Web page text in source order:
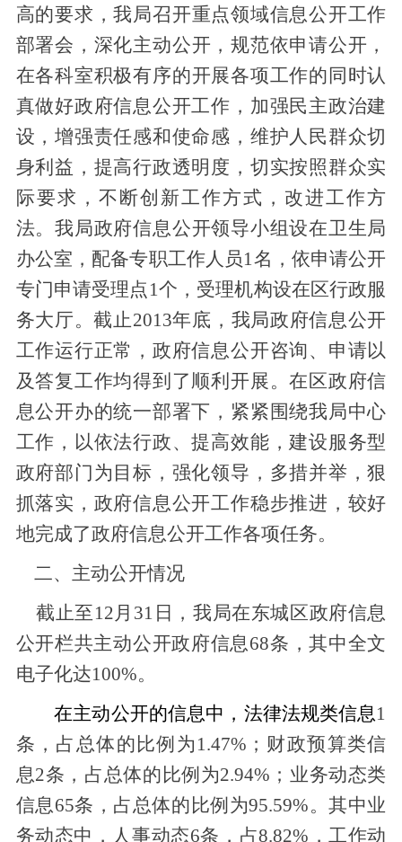
高的要求，我局召开重点领域信息公开工作
部署会 ， 深化主动公开，规范依申请公开 ，
在各科室积极有序的开展各项工作的同时认
真做好政府信息公开工作 ，加强民主政治建
设，增强责任感和使命感 ， 维护人民群众切
身利益，提高行政透明度 ，切实按照群众实
际要求，不断创新工作方式，改进工作方
法。我局政府信息公开领导小组设在卫生局
办公室， 配备专职工作人员1名， 依申请公开
专门申请受理点 1个 ，受理机构设在区行政服
务大厅。截止2013年底，我局政府信息公开
工作运行正常，政府信息公开咨询、申请以
及答复工作均得到了顺利开展。在区政府信
息公开办的统一部署下，紧紧围绕我局中心
工作，以依法行政、提高效能，建设服务型
政府部门为目标，强化领导，多措并举，狠
抓落实，政府信息公开工作稳步推进，较好
地完成了政府信息公开工作各项任务。
二、 主动公开情况
截止至12月31日，我局在东城区政府信息
公开栏共主动公开政府信息68条 ，其中全文
电子化达100%。
在主动公开的信息中， 法律法规类信息1
条，占总体的比例为 1.47%； 财政预算类信
息2条，占总体的比例为2.94%； 业务动态类
信息65条，占总体的比例为95.59%。其中业
务动态中，人事动态6条，占8.82%，工作动